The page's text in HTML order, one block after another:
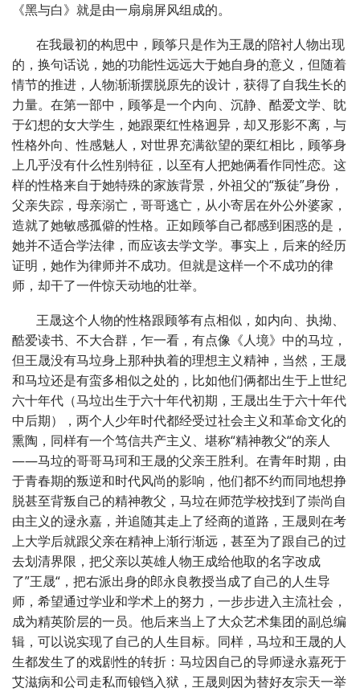
《黑与白》就是由一扇扇屏风组成的。
在我最初的构思中，顾筝只是作为王晟的陪衬人物出现
的，换句话说，她的功能性远远大于她自身的意义，但随着
情节的推进，人物渐渐摆脱原先的设计，获得了自我生长的
力量。在第一部中，顾筝是一个内向、沉静、酷爱文学、眈
于幻想的女大学生，她跟栗红性格迥异，却又形影不离，与
性格外向、性感魅人，对世界充满欲望的栗红相比，顾筝身
上几乎没有什么性别特征，以至有人把她俩看作同性恋。这
样的性格来自于她特殊的家族背景，外祖父的“叛徒”身份，
父亲失踪，母亲溺亡，哥哥逃亡，从小寄居在外公外婆家，
造就了她敏感孤僻的性格。正如顾筝自己都感到困惑的是，
她并不适合学法律，而应该去学文学。事实上，后来的经历
证明，她作为律师并不成功。但就是这样一个不成功的律
师，却干了一件惊天动地的壮举。
王晟这个人物的性格跟顾筝有点相似，如内向、执拗、
酷爱读书、不大合群，乍一看，有点像《人境》中的马垃，
但王晟没有马垃身上那种执着的理想主义精神，当然，王晟
和马垃还是有蛮多相似之处的，比如他们俩都出生于上世纪
六十年代（马垃出生于六十年代初期，王晟出生于六十年代
中后期），两个人少年时代都经受过社会主义和革命文化的
熏陶，同样有一个笃信共产主义、堪称“精神教父“的亲人
——马垃的哥哥马珂和王晟的父亲王胜利。在青年时期，由
于青春期的叛逆和时代风尚的影响，他们都不约而同地想挣
脱甚至背叛自己的精神教父，马垃在师范学校找到了崇尚自
由主义的逯永嘉，并追随其走上了经商的道路，王晟则在考
上大学后就跟父亲在精神上渐行渐远，甚至为了跟自己的过
去划清界限，把父亲以英雄人物王成给他取的名字改成
了”王晟“，把右派出身的郎永良教授当成了自己的人生导
师，希望通过学业和学术上的努力，一步步进入主流社会，
成为精英阶层的一员。他后来当上了大众艺术集团的副总编
辑，可以说实现了自己的人生目标。同样，马垃和王晟的人
生都发生了的戏剧性的转折：马垃因自己的导师逯永嘉死于
艾滋病和公司走私而锒铛入狱，王晟则因为替好友宗天一举